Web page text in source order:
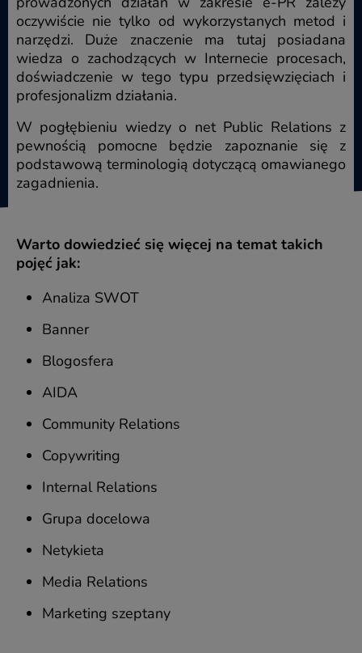
oczywiście nie tylko od wykorzystanych metod i
narzędzi. Duże znaczenie ma tutaj posiadana
wiedza o zachodzących w Internecie procesach,
doświadczenie w tego typu przedsięwzięciach i
profesjonalizm działania.
W pogłębieniu wiedzy o net Public Relations z
pewnością pomocne będzie zapoznanie się z
podstawową terminologią dotyczącą omawianego
zagadnienia.
Warto dowiedzieć się więcej na temat takich
pojęć jak:
Analiza SWOT
Banner
Blogosfera
AIDA
Community Relations
Copywriting
Internal Relations
Grupa docelowa
Netykieta
Media Relations
Marketing szeptany